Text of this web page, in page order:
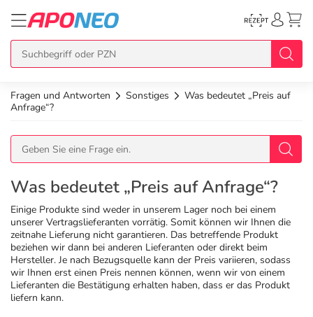
zurück
Übersicht Produkte
Topseller
Neuheiten
Arzneimittel
Bio & Genuss
zurück
Übersicht Aktionen
APO Cash Deals
Gratis dazu
Im Set günstiger
Schnäppchen
zurück
Übersicht Services
Dermatologische Beratung
Wechselwirkungscheck
Diabetes-Risiko-Test
BMI-Rechner
zurück
Übersicht Rezept einlösen
E-Rezept auf Karte
E-Rezept Ausdruck
Papier-Rezept
zurück
Übersicht APO Cash Deals
Alle APO Cash Deals
20% Extra Cash
15% Extra Cash
10% Extra Cash
Fragen und Antworten Sonstiges
Was bedeutet „Preis auf
Anfrage“?
Was bedeutet „Preis auf Anfrage“?
Einige Produkte sind weder in unserem Lager noch bei einem
unserer Vertragslieferanten vorrätig. Somit können wir Ihnen die
zeitnahe Lieferung nicht garantieren. Das betreffende Produkt
beziehen wir dann bei anderen Lieferanten oder direkt beim
Hersteller. Je nach Bezugsquelle kann der Preis variieren, sodass
wir Ihnen erst einen Preis nennen können, wenn wir von einem
Lieferanten die Bestätigung erhalten haben, dass er das Produkt
liefern kann.